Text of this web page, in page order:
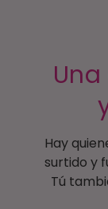
Hay
surtido y
Tú